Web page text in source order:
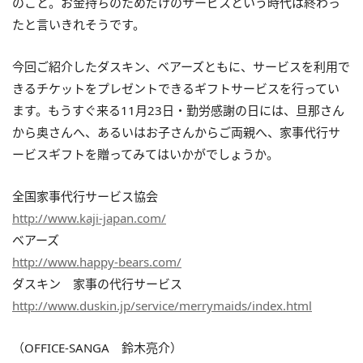
たと言いきれそうです。
今回ご紹介したダスキン、ベアーズともに、サービスを利用で
きるチケットをプレゼントできるギフトサービスを行ってい
ます。もうすぐ来る11月23日・勤労感謝の日には、旦那さん
から奥さんへ、あるいはお子さんからご両親へ、家事代行サ
ービスギフトを贈ってみてはいかがでしょうか。
全国家事代行サービス協会
http://www.kaji-japan.com/
ベアーズ
http://www.happy-bears.com/
ダスキン 家事の代行サービス
http://www.duskin.jp/service/merrymaids/index.html
（OFFICE-SANGA 鈴木亮介）